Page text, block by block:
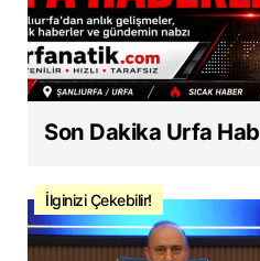
Son Dakika Urfa
İlginizi Çekebilir!